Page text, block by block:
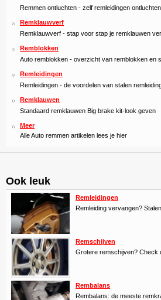
Remmen ontluchten - zelf remleidingen
Remklauwverf
Remklauwverf - stap voor stap je remklauwen
Remblokken
Auto remblokken - overzicht van remblokken en
Remleidingen
Remleidingen - de voordelen van stalen
Remklauwen
Standaard remklauwen Big brake kit-look geven
Meer
Alle Auto remmen artikelen lees je hier
Ook leuk
Remleidingen
Remleiding vervangen?
Remschijven
Grotere remschijven? Check
Rembalans
Rembalans: de meeste